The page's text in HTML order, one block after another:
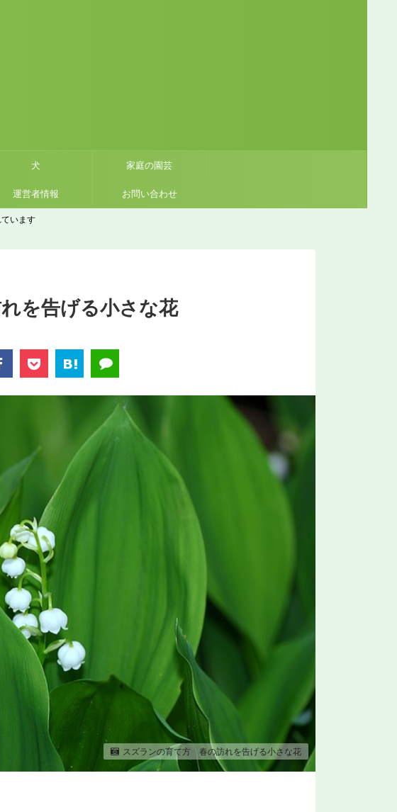
犬 家庭の園芸
運営者情報 お問い合わせ
います
を告げる小さな花
スズランの育て方 春の訪れを告げる小さな花